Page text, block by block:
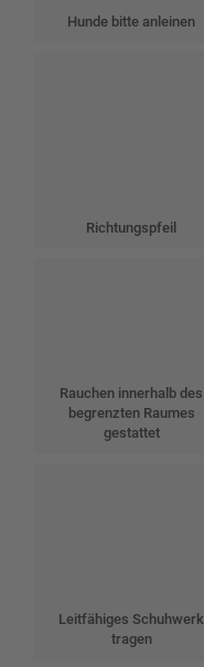
Hunde bitte anleinen
Richtungspfeil
Rauchen innerhalb des
begrenzten Raumes
gestattet
Leitfähiges Schuhwerk
tragen